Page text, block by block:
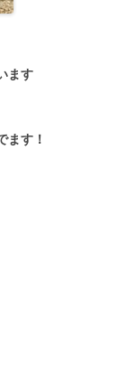
ます
ます！